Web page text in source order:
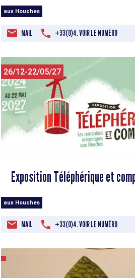
aux Houches
MAIL +33(0)4. VOIR LE NUMÉRO
26/12-22/05/27
Exposition Téléphérique et
aux Houches
MAIL +33(0)4. VOIR LE NUMÉRO